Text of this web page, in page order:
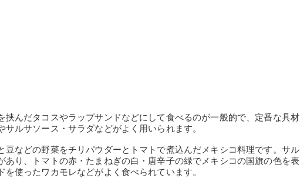
挟んだタコスやラップサンドなどにして食べるのが一般的で、定番な具材
サルサソース・サラダなどがよく用いられます。
豆などの野菜をチリパウダーとトマトで煮込んだメキシコ料理です。サル
あり、トマトの赤・たまねぎの白・唐辛子の緑でメキシコの国旗の色を表
を使ったワカモレなどがよく食べられています。